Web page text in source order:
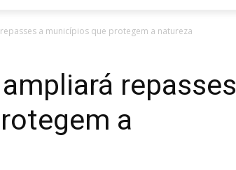
a municípios que protegem a natureza
repasses
a